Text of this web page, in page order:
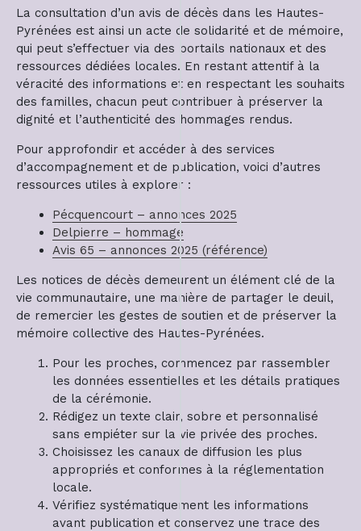
La consultation d’un avis de décès dans les Hautes-
Pyrénées est ainsi un acte de solidarité et de mémoire,
qui peut s’effectuer via des portails nationaux et des
ressources dédiées locales. En restant attentif à la
véracité des informations et en respectant les souhaits
des familles, chacun peut contribuer à préserver la
dignité et l’authenticité des hommages rendus.
Pour approfondir et accéder à des services
d’accompagnement et de publication, voici d’autres
ressources utiles à explorer :
Pécquencourt – annonces 2025
Delpierre – hommage
Avis 65 – annonces 2025 (référence)
Les notices de décès demeurent un élément clé de la
vie communautaire, une manière de partager le deuil,
de remercier les gestes de soutien et de préserver la
mémoire collective des Hautes-Pyrénées.
Pour les proches, commencez par rassembler
les données essentielles et les détails pratiques
de la cérémonie.
Rédigez un texte clair, sobre et personnalisé
sans empiéter sur la vie privée des proches.
Choisissez les canaux de diffusion les plus
appropriés et conformes à la réglementation
locale.
Vérifiez systématiquement les informations
avant publication et conservez une trace des